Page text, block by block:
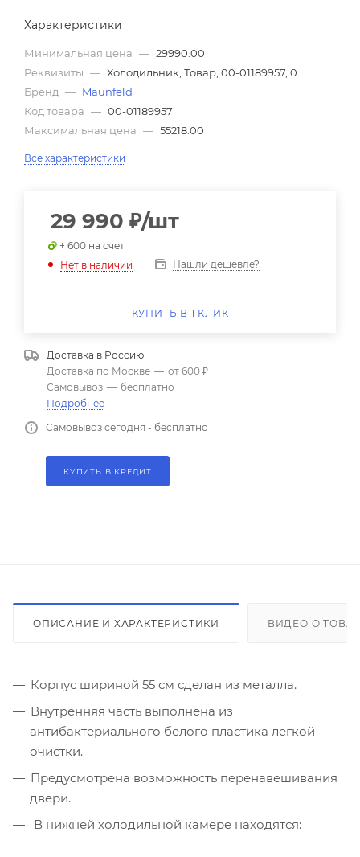
Характеристики
Минимальная цена — 29990.00
Реквизиты — Холодильник, Товар, 00-01189957, 0
Бренд — Maunfeld
Код товара — 00-01189957
Максимальная цена — 55218.00
Все характеристики
29 990 ₽/шт
+ 600 на счет
Нет в наличии
Нашли дешевле?
КУПИТЬ В 1 КЛИК
Доставка в Россию
Доставка по Москве — от 600 ₽
Самовывоз — бесплатно
Подробнее
Самовывоз сегодня - бесплатно
КУПИТЬ В КРЕДИТ
ОПИСАНИЕ И ХАРАКТЕРИСТИКИ ВИДЕО О
Корпус шириной 55 см сделан из металла.
Внутренняя часть выполнена из
антибактериального белого пластика легкой
очистки.
Предусмотрена возможность перенавешивания
двери.
В нижней холодильной камере находятся: